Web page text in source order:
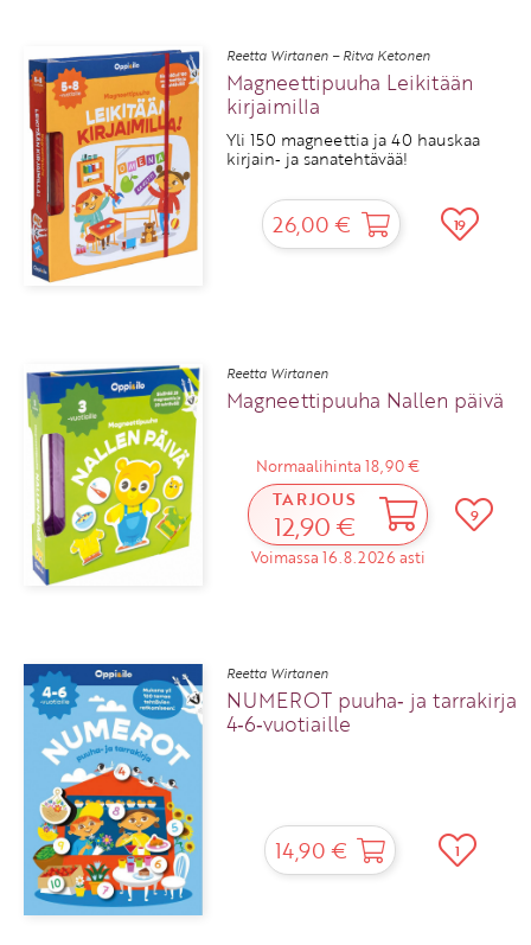
Reetta Wirtanen – Ritva Ketonen
Magneettipuuha Leikitään
kirjaimilla
Yli 150 magneettia ja 40 hauskaa
kirjain‑ ja sanatehtävää!
26,00 € 19
Reetta Wirtanen
Magneettipuuha Nallen päivä
Normaalihinta 18,90 €
TARJOUS
12,90 €
Voimassa 16.8.2026 asti
9
Reetta Wirtanen
NUMEROT puuha‑ ja tarrakirja
4‑6‑vuotiaille
14,90 € 1